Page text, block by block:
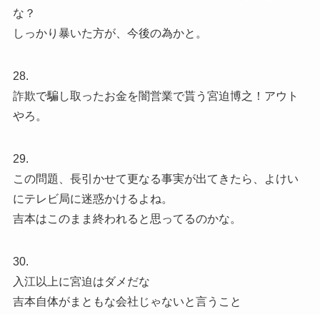
な？
しっかり暴いた方が、今後の為かと。
28.
詐欺で騙し取ったお金を闇営業で貰う宮迫博之！アウト
やろ。
29.
この問題、長引かせて更なる事実が出てきたら、よけい
にテレビ局に迷惑かけるよね。
吉本はこのまま終われると思ってるのかな。
30.
入江以上に宮迫はダメだな
吉本自体がまともな会社じゃないと言うこと